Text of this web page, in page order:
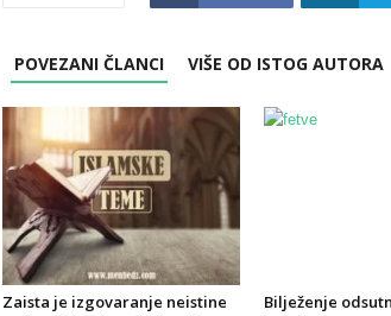
POVEZANI ČLANCI VIŠE OD ISTOG AUTORA
Zaista je izgovaranje neistine
Bilježenje